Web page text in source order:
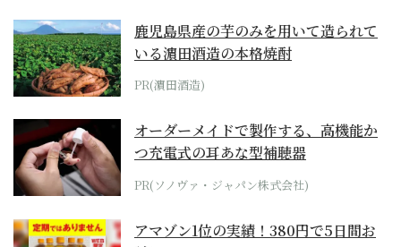
鹿児島県産の芋のみを用いて造られて
いる濵田酒造の本格焼酎
PR(濵田酒造)
オーダーメイドで製作する、高機能か
つ充電式の耳あな型補聴器
PR(ソノヴァ・ジャパン株式会社)
アマゾン1位の実績！380円で5日間お